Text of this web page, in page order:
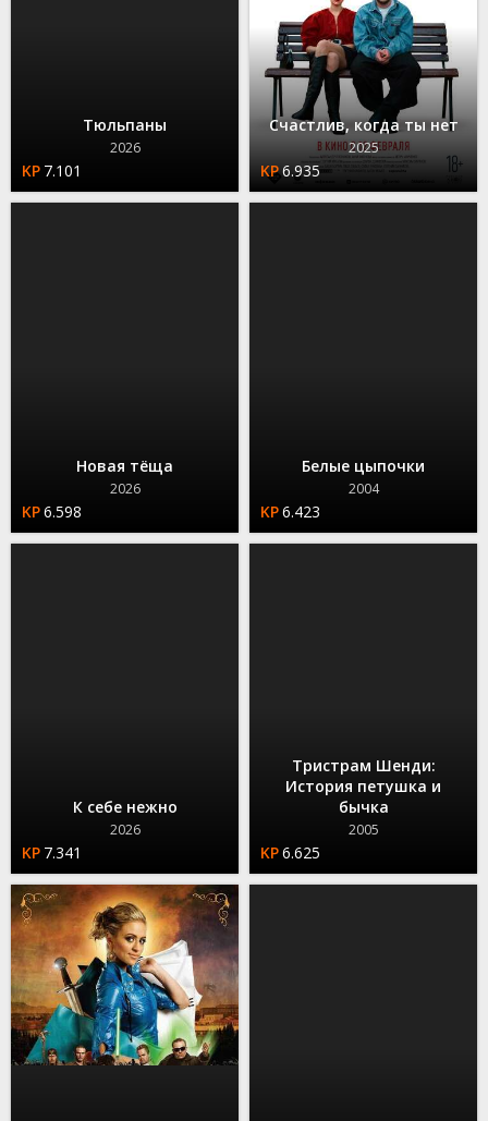
Тюльпаны
2026
7.101
Счастлив, когда ты нет
2025
6.935
Новая тёща
2026
6.598
Белые цыпочки
2004
6.423
К себе нежно
2026
7.341
Тристрам Шенди:
История петушка и
бычка
2005
6.625